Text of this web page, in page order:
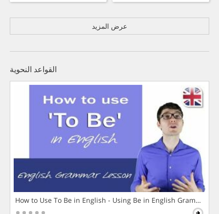
عرض المزيد
القواعد النحوية
How to Use To Be in English - Using Be in English Grammar